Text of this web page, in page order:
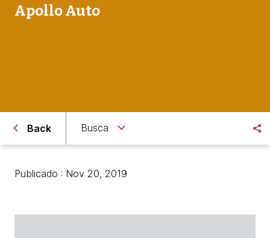
Apollo Auto
Back Busca
Publicado : Nov 20, 2019